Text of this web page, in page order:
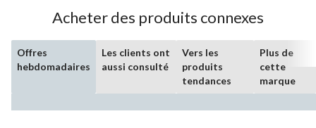
Acheter des produits connexes
Offres
hebdomadaires
Les clients ont
aussi consulté
Vers les
produits
tendances
Plus de
cette
marque